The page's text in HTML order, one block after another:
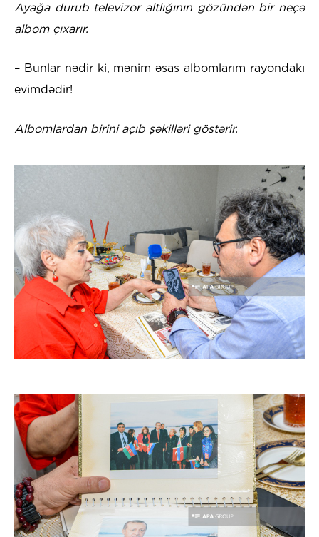
Ayağa durub televizor altlığının gözündən bir neçə
albom çıxarır.
– Bunlar nədir ki, mənim əsas albomlarım rayondakı
evimdədir!
Albomlardan birini açıb şəkilləri göstərir.